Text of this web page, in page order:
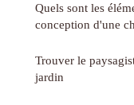
Quels sont les
conception d'une
Trouver le
jardin